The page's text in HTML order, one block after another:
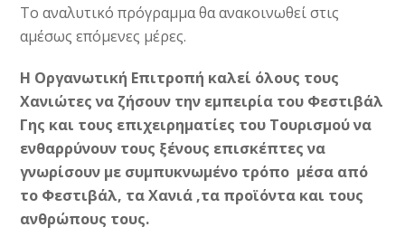
Το αναλυτικό πρόγραμμα θα ανακοινωθεί στις
αμέσως επόμενες μέρες.
Η Οργανωτική Επιτροπή καλεί όλους τους
Χανιώτες να ζήσουν την εμπειρία του Φεστιβάλ
Γης και τους επιχειρηματίες του Τουρισμού να
ενθαρρύνουν τους ξένους επισκέπτες να
γνωρίσουν με συμπυκνωμένο τρόπο μέσα από
το Φεστιβάλ, τα Χανιά ,τα προϊόντα και τους
ανθρώπους τους.